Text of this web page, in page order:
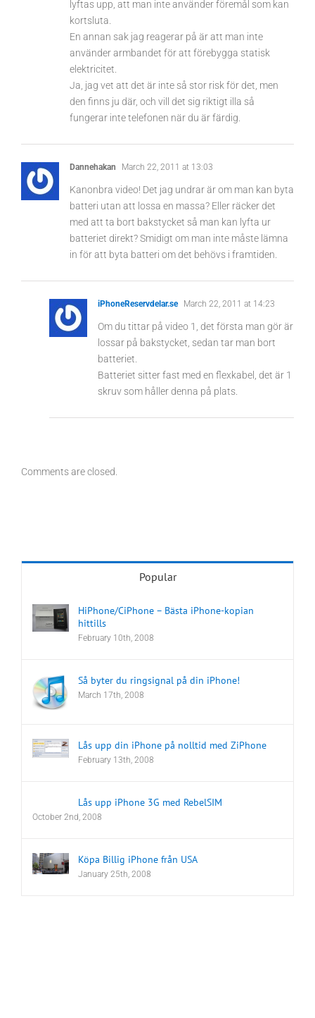
lyftas upp, att man inte använder föremål som kan
kortsluta.
En annan sak jag reagerar på är att man inte
använder armbandet för att förebygga statisk
elektricitet.
Ja, jag vet att det är inte så stor risk för det, men
den finns ju där, och vill det sig riktigt illa så
fungerar inte telefonen när du är färdig.
Dannehakan March 22, 2011 at 13:03
Kanonbra video! Det jag undrar är om man kan byta
batteri utan att lossa en massa? Eller räcker det
med att ta bort bakstycket så man kan lyfta ur
batteriet direkt? Smidigt om man inte måste lämna
in för att byta batteri om det behövs i framtiden.
iPhoneReservdelar.se March 22, 2011 at 14:23
Om du tittar på video 1, det första man gör är
lossar på bakstycket, sedan tar man bort
batteriet.
Batteriet sitter fast med en flexkabel, det är 1
skruv som håller denna på plats.
Comments are closed.
Popular
HiPhone/CiPhone – Bästa iPhone-kopian
hittills
February 10th, 2008
Så byter du ringsignal på din iPhone!
March 17th, 2008
Lås upp din iPhone på nolltid med ZiPhone
February 13th, 2008
Lås upp iPhone 3G med RebelSIM
October 2nd, 2008
Köpa Billig iPhone från USA
January 25th, 2008